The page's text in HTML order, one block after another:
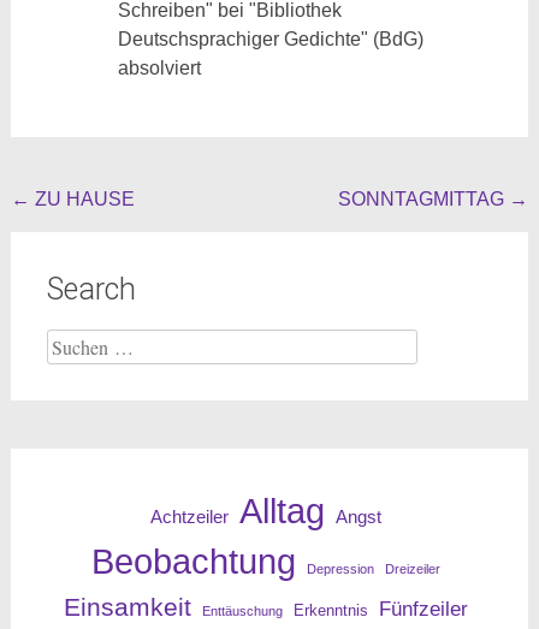
Schreiben" bei "Bibliothek
Deutschsprachiger Gedichte" (BdG)
absolviert
Beitragsnavigation
← ZU HAUSE SONNTAGMITTAG →
Search
Suche
nach:
Achtzeiler Alltag Angst
Beobachtung Depression Dreizeiler
Einsamkeit Enttäuschung Erkenntnis Fünfzeiler